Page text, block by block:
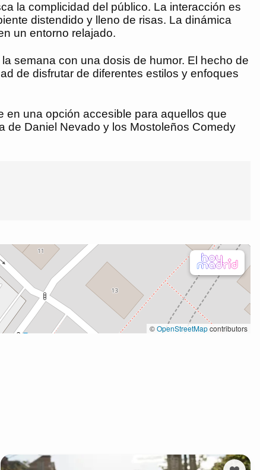
la complicidad del público. La interacción es
distendido y lleno de risas. La dinámica
un entorno relajado.
semana con una dosis de humor. El hecho de
de disfrutar de diferentes estilos y enfoques
en una opción accesible para aquellos que
de Daniel Nevado y los Mostoleños Comedy